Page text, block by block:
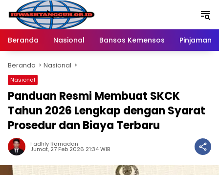
Langsung
konten
Beranda
Nasional Bansos Kemensos Pinjaman
Beranda Nasional
Nasional
Panduan Resmi Membuat SKCK
Tahun 2026 Lengkap dengan Syarat
Prosedur dan Biaya Terbaru
Fadhly Ramadan
Jumat, 27 Feb 2026 21:34 WIB